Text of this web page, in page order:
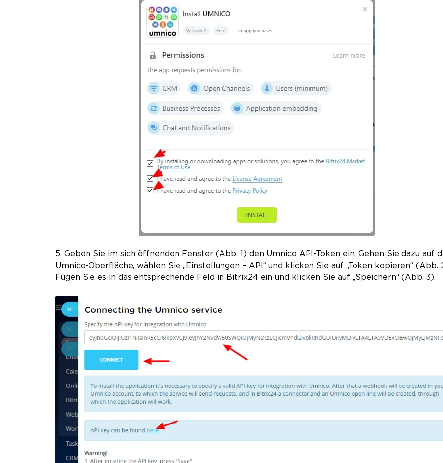
5. Geben Sie im sich öffnenden Fenster (Abb. 1) den Umnico API-Token ein. Gehen Sie dazu auf
Umnico-Oberfläche, wählen Sie „Einstellungen – API“ und klicken Sie auf „Token kopieren“ (Abb.
Fügen Sie es in das entsprechende Feld in Bitrix24 ein und klicken Sie auf „Speichern“ (Abb. 3).